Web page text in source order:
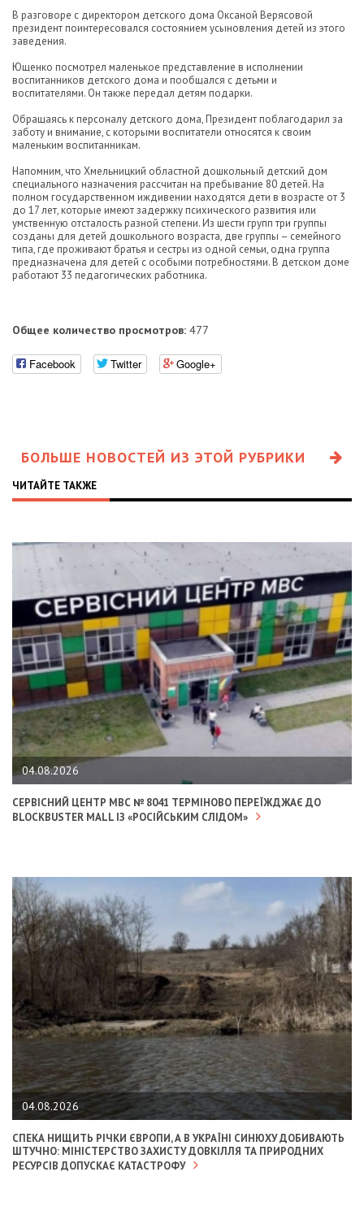
В разговоре с директором детского дома Оксаной Верясовой
президент поинтересовался состоянием усыновления детей из этого
заведения.
Ющенко посмотрел маленькое представление в исполнении
воспитанников детского дома и пообщался с детьми и
воспитателями. Он также передал детям подарки.
Обращаясь к персоналу детского дома, Президент поблагодарил за
заботу и внимание, с которыми воспитатели относятся к своим
маленьким воспитанникам.
Напомним, что Хмельницкий областной дошкольный детский дом
специального назначения рассчитан на пребывание 80 детей. На
полном государственном иждивении находятся дети в возрасте от 3
до 17 лет, которые имеют задержку психического развития или
умственную отсталость разной степени. Из шести групп три группы
созданы для детей дошкольного возраста, две группы – семейного
типа, где проживают братья и сестры из одной семьи, одна группа
предназначена для детей с особыми потребностями. В детском доме
работают 33 педагогических работника.
Общее количество просмотров: 477
Facebook Twitter Google+
БОЛЬШЕ НОВОСТЕЙ ИЗ ЭТОЙ РУБРИКИ
ЧИТАЙТЕ ТАКЖЕ
04.08.2026
СЕРВІСНИЙ ЦЕНТР МВС № 8041 ТЕРМІНОВО ПЕРЕЇЖДЖАЄ ДО
BLOCKBUSTER MALL ІЗ «РОСІЙСЬКИМ СЛІДОМ»
04.08.2026
СПЕКА НИЩИТЬ РІЧКИ ЄВРОПИ, А В УКРАЇНІ СИНЮХУ ДОБИВАЮТЬ
ШТУЧНО: МІНІСТЕРСТВО ЗАХИСТУ ДОВКІЛЛЯ ТА ПРИРОДНИХ
РЕСУРСІВ ДОПУСКАЄ КАТАСТРОФУ